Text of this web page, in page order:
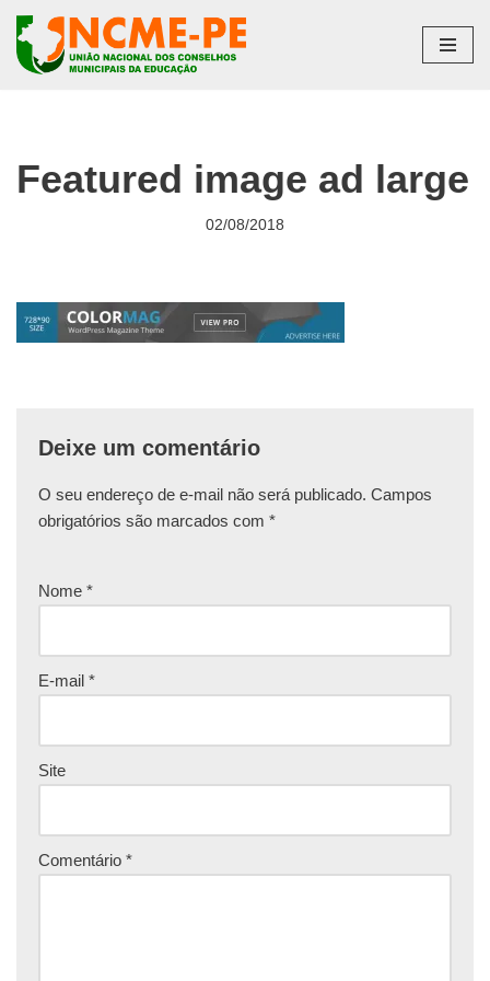
Pular
Featured image ad large
02/08/2018
Deixe um comentário
O seu endereço de e-mail não será publicado. Campos
obrigatórios são marcados com *
Nome *
E-mail *
Site
Comentário *